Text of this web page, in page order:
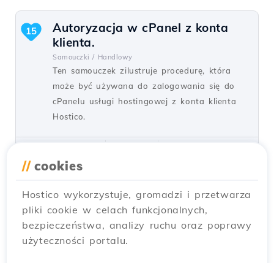
Autoryzacja w cPanel z konta
klienta.
Samouczki / Handlowy
Ten samouczek zilustruje procedurę, która
może być używana do zalogowania się do
cPanelu usługi hostingowej z konta klienta
Hostico.
15
przez Mark D.
Widoki 6497
Zarządzanie ModSecurity w
cPanel
Samouczki / cPanel
Dowiedz się, jak włączyć i wyłączyć zaporę
10
// cookies
Hostico wykorzystuje, gromadzi i przetwarza
pliki cookie w celach funkcjonalnych,
bezpieczeństwa, analizy ruchu oraz poprawy
użyteczności portalu.